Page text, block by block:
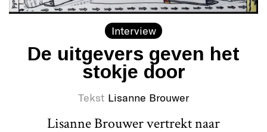
Interview
De uitgevers geven het
stokje door
Tekst Lisanne Brouwer
Lisanne Brouwer vertrekt naar